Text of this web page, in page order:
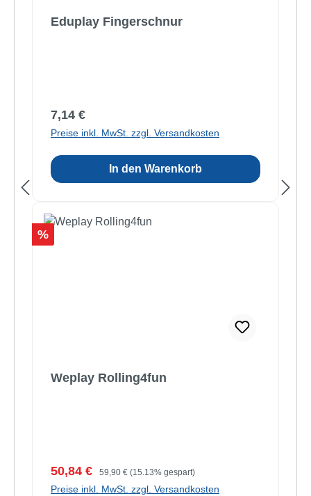
Eduplay Fingerschnur
Regulärer Preis:
7,14 €
Preise inkl. MwSt. zzgl. Versandkosten
In den Warenkorb
Rabatt
%
Weplay Rolling4fun
Verkaufspreis:
50,84 € Regulärer Preis:
59,90 € (15.13% gespart)
Preise inkl. MwSt. zzgl. Versandkosten